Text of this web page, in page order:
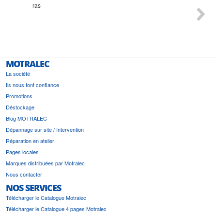
ras
MOTRALEC
La société
Ils nous font confiance
Promotions
Déstockage
Blog MOTRALEC
Dépannage sur site / Intervention
Réparation en atelier
Pages locales
Marques distribuées par Motralec
Nous contacter
NOS SERVICES
Télécharger le Catalogue Motralec
Télécharger le Catalogue 4 pages Motralec